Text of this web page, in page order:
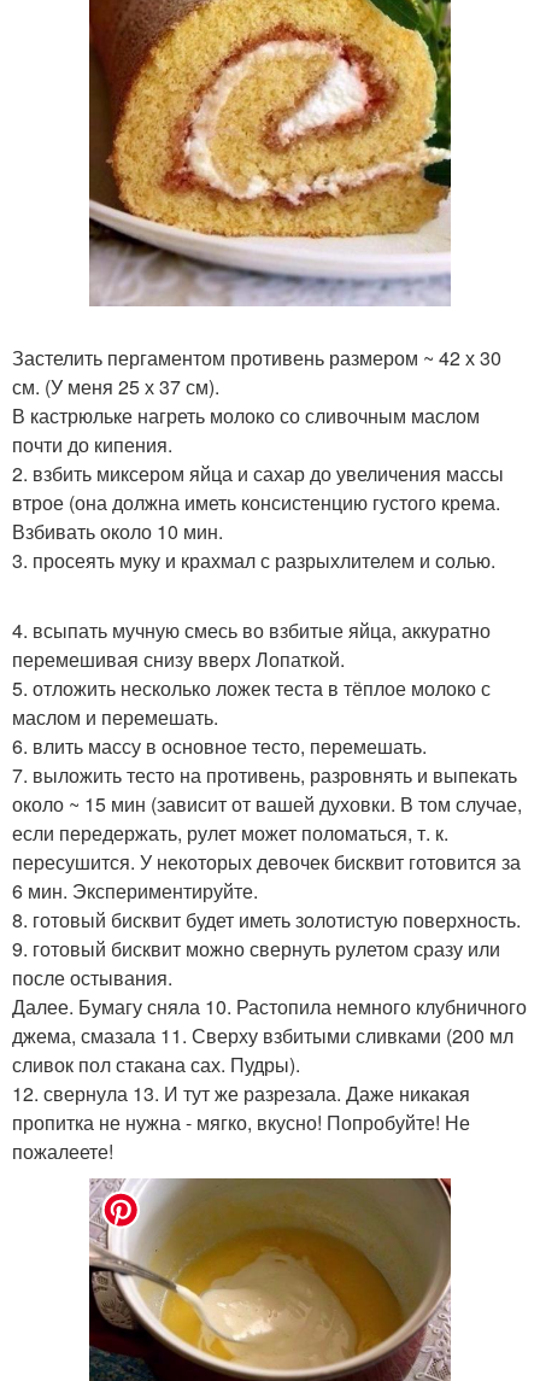
Застелить пергаментом противень размером ~ 42 х 30
см. (У меня 25 х 37 см).
В кастрюльке нагреть молоко со сливочным маслом
почти до кипения.
2. взбить миксером яйца и сахар до увеличения массы
втрое (она должна иметь консистенцию густого крема.
Взбивать около 10 мин.
3. просеять муку и крахмал с разрыхлителем и солью.
4. всыпать мучную смесь во взбитые яйца, аккуратно
перемешивая снизу вверх Лопаткой.
5. отложить несколько ложек теста в тёплое молоко с
маслом и перемешать.
6. влить массу в основное тесто, перемешать.
7. выложить тесто на противень, разровнять и выпекать
около ~ 15 мин (зависит от вашей духовки. В том случае,
если передержать, рулет может поломаться, т. к.
пересушится. У некоторых девочек бисквит готовится за
6 мин. Экспериментируйте.
8. готовый бисквит будет иметь золотистую поверхность.
9. готовый бисквит можно свернуть рулетом сразу или
после остывания.
Далее. Бумагу сняла 10. Растопила немного клубничного
джема, смазала 11. Сверху взбитыми сливками (200 мл
сливок пол стакана сах. Пудры).
12. свернула 13. И тут же разрезала. Даже никакая
пропитка не нужна - мягко, вкусно! Попробуйте! Не
пожалеете!